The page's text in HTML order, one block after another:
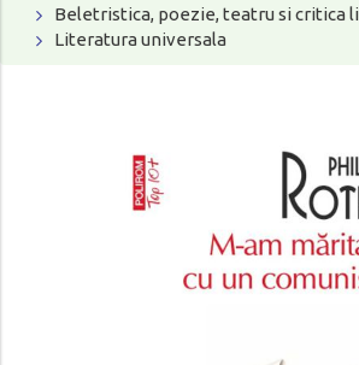
Beletristica, poezie, teatru si critica
Literatura universala